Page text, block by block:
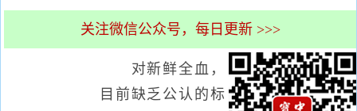
关注微信公众号，每日更新 >>>
对新鲜全血，
目前缺乏公认的标